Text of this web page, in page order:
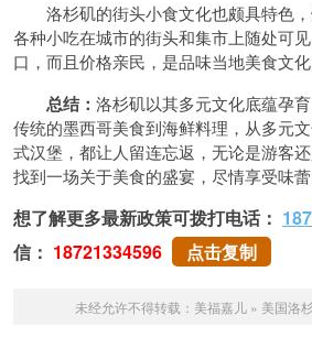
洛杉矶的街头小食文化也颇具特色，
各种小吃在城市的街头和集市上随处可
口，而且价格亲民，是品味当地美食文化
总结： 洛杉矶以其多元文化底蕴孕
传统的墨西哥美食到海鲜料理，从多元
式汉堡，都让人留连忘返，无论是游客
找到一场关于美食的盛宴，尽情享受味蕾
想了解更多最新政策可拨打电话：
信： 18721334596 点击复制
未经允许不得转载： 美福嘉儿» 美国洛